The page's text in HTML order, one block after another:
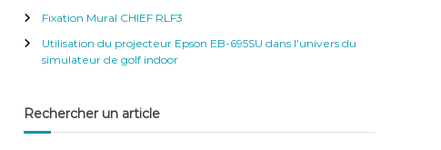
:
Fixation Mural CHIEF RLF3
Utilisation du projecteur Epson EB-695SU dans l’univers du
simulateur de golf indoor
Rechercher un article